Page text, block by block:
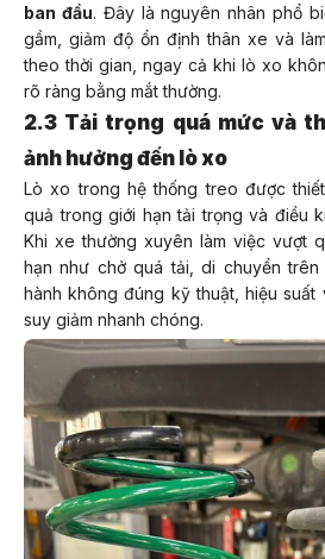
ban đầu. Đây là nguyên nhân phổ
gầm, giảm độ ổn định thân xe và
theo thời gian, ngay cả khi lò xo
rõ ràng bằng mắt thường.
2.3 Tải trọng quá mức và
ảnh hưởng đến lò xo
Lò xo trong hệ thống treo được
quả trong giới hạn tải trọng và điều
Khi xe thường xuyên làm việc vượt
hạn như chở quá tải, di chuyển
hành không đúng kỹ thuật, hiệu
suy giảm nhanh chóng.